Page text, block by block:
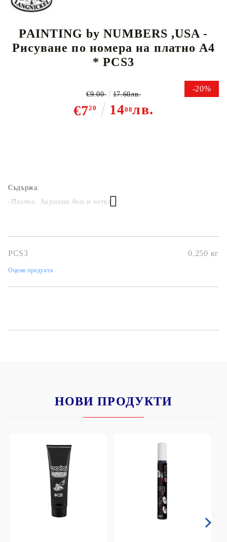
PAINTING by NUMBERS ,USA -
Рисуване по номера на платно А4
* PCS3
-20%
€720 1408лв.
€9.00 17.60лв.
Съдържа:
-Платно, Акрилни бои и четка
PCS3 0.250 кг
Оцени продукта
НОВИ ПРОДУКТИ